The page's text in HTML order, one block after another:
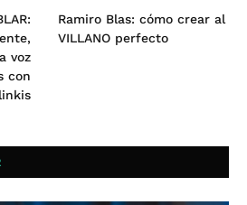
voz
con
Ramiro Blas: cómo crear al
VILLANO perfecto